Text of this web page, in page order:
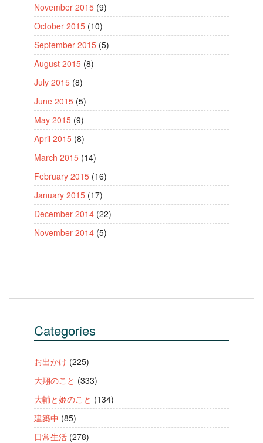
November 2015 (9)
October 2015 (10)
September 2015 (5)
August 2015 (8)
July 2015 (8)
June 2015 (5)
May 2015 (9)
April 2015 (8)
March 2015 (14)
February 2015 (16)
January 2015 (17)
December 2014 (22)
November 2014 (5)
Categories
お出かけ (225)
大翔のこと (333)
大輔と姫のこと (134)
建築中 (85)
日常生活 (278)